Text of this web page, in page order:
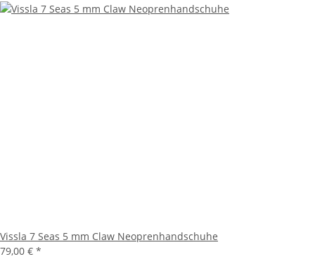
Vissla 7 Seas 5 mm Claw Neoprenhandschuhe
79,00 € *